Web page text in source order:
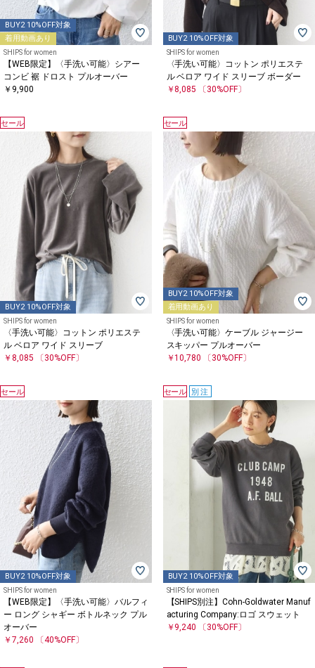
BUY2 10%OFF対象
着用動画あり
SHIPS for women
【WEB限定】〈手洗い可能〉シアー
コンビ 裾 ドロスト プルオーバー
￥9,900
BUY2 10%OFF対象
SHIPS for women
〈手洗い可能〉コットン ポリエステ
ル ベロア ワイド スリーブ ボーダー
￥8,085
〔30%OFF〕
セール
BUY2 10%OFF対象
SHIPS for women
〈手洗い可能〉コットン ポリエステ
ル ベロア ワイド スリーブ
￥8,085 〔30%OFF〕
セール
BUY2 10%OFF対象
着用動画あり
SHIPS for women
〈手洗い可能〉ケーブル ジャージー
スキッパー プルオーバー
￥10,780
〔30%OFF〕
セール
BUY2 10%OFF対象
SHIPS for women
【WEB限定】〈手洗い可能〉バルフィ
ー ロング シャギー ボトルネック プル
オーバー
￥7,260 〔40%OFF〕
セール 別注
BUY2 10%OFF対象
SHIPS for women
【SHIPS別注】Cohn-Goldwater Manuf
acturing Company:ロゴ スウェット
￥9,240
〔30%OFF〕